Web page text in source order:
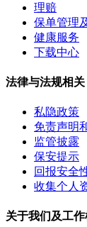
理赔
保单管理
健康服务
下载中心
法律与法规相关
私隐政策
免责声明
监管披露
保安提示
回报安全
收集个人
关于我们及工